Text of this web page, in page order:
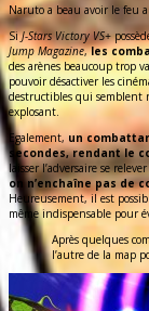
Naruto a beau avoir le feu
SiJ-Stars Victory VS+
Jump Magazine,les
des arènes beaucoup trop
pouvoir désactiver les
destructibles qui semblent
explosant.
Egalement, un
secondes, rendant le
laisser l’adversaire se
on n’enchaîne pas de
Heureusement, il est
même indispensable pour
Après quelques
l’autre de la map